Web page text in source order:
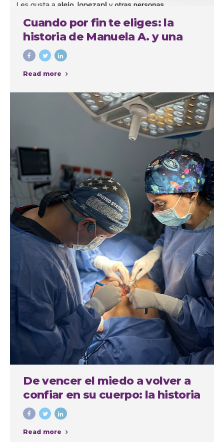
Cuando por fin te eliges: la
historia de Manuela A. y una
experiencia cuidada de
principio a fin
Read more
De vencer el miedo a volver a
confiar en su cuerpo: la historia
de Anna, paciente
internacional en Medellín
Read more